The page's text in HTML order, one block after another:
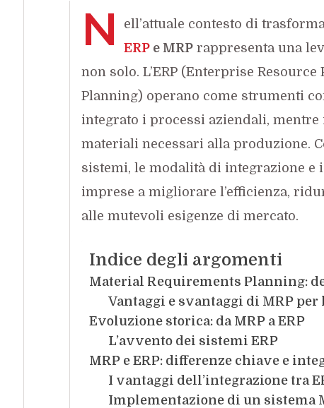
N ell’attuale contesto di
ERPe MRPrappresenta una
non solo. L’ERP (Enterprise
Planning) operano come strumenti
integrato i processi aziendali,
materiali necessari alla produzione.
sistemi, le modalità di integrazione e
imprese a migliorare l’efficienza,
alle mutevoli esigenze di mercato.
Indice degli argomenti
Material Requirements Planning:
Vantaggi e svantaggi di MRP
Evoluzione storica: da MRP a ERP
L’avvento dei sistemi ERP
MRP e ERP: differenze chiave e
I vantaggi dell’integrazione tra
Implementazione di un sistema